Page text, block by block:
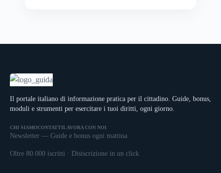
Il portale italiano di informazione pratica per il cittadino. Guide, bonus,
moduli e strumenti per esercitare i tuoi diritti, ogni giorno.
CHI SIAMOCONTATTI LAVORA CON NOI
Newsletter — Guide e bonus ogni mattina
Oltre 80.000 iscritti · Disiscrizione in un click